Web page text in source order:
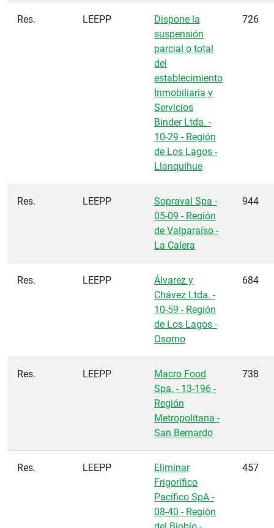
Res. LEEPP
Dispone la
suspensión
parcial o total
del
establecimiento
Inmobiliaria y
Servicios
Binder Ltda. -
10-29 - Región
de Los Lagos -
Llanquihue
726
Res. LEEPP
Sopraval Spa -
05-09 - Región
de Valparaíso -
La Calera
944
Res. LEEPP
Álvarez y
Chávez Ltda. -
10-59 - Región
de Los Lagos -
Osorno
684
Res. LEEPP
Macro Food
Spa. - 13-196 -
Región
Metropolitana -
San Bernardo
738
Res. LEEPP
Eliminar
Frigorífico
Pacífico SpA -
08-40 - Región
457